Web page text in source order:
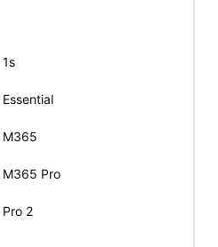
M365
M365 Pro
2